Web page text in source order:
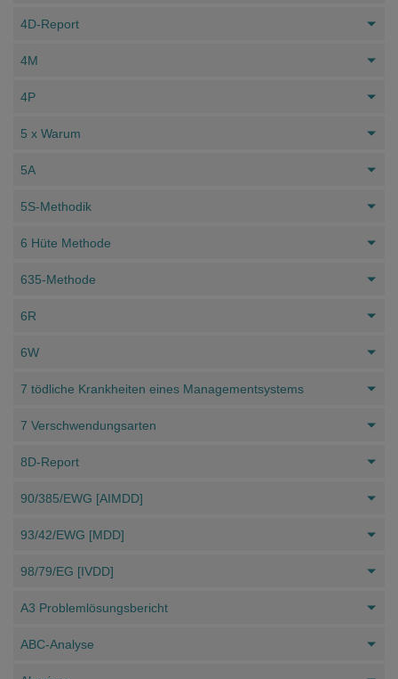
4D-Report
4M
4P
5 x Warum
5A
5S-Methodik
6 Hüte Methode
635-Methode
6R
6W
7 tödliche Krankheiten eines Managementsystems
7 Verschwendungsarten
8D-Report
90/385/EWG [AIMDD]
93/42/EWG [MDD]
98/79/EG [IVDD]
A3 Problemlösungsbericht
ABC-Analyse